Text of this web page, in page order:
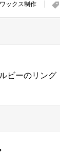
ワックス制作
ビーのリング